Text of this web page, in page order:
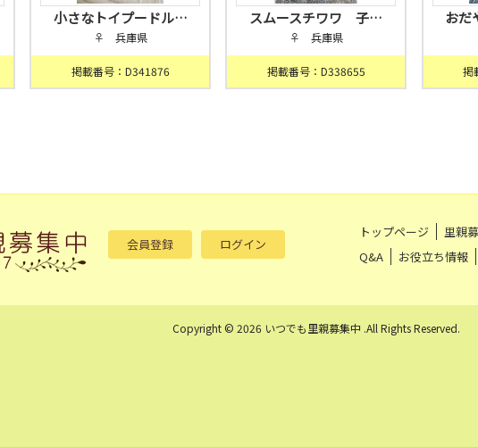
小さなトイプードル…
♀ 兵庫県
掲載番号：D341876
スムースチワワ 子…
♀ 兵庫県
掲載番号：D338655
おだ
掲
会員登録 ログイン
トップページ 里親
Q&A
お役立ち情報
Copyright © 2026 いつでも里親募集中 .All Rights Reserved.